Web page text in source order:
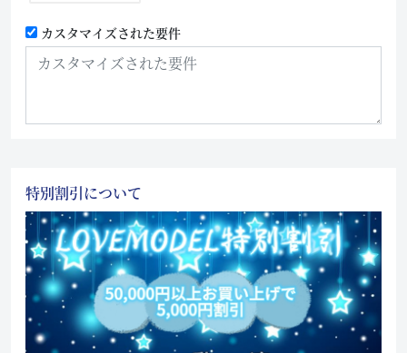
カスタマイズされた要件
特別割引について